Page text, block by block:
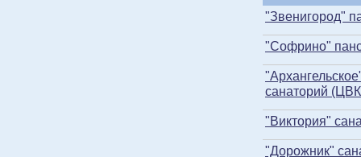
"Звенигород"
"Софрино"
санаторий
"Виктория"
"Дорожник"